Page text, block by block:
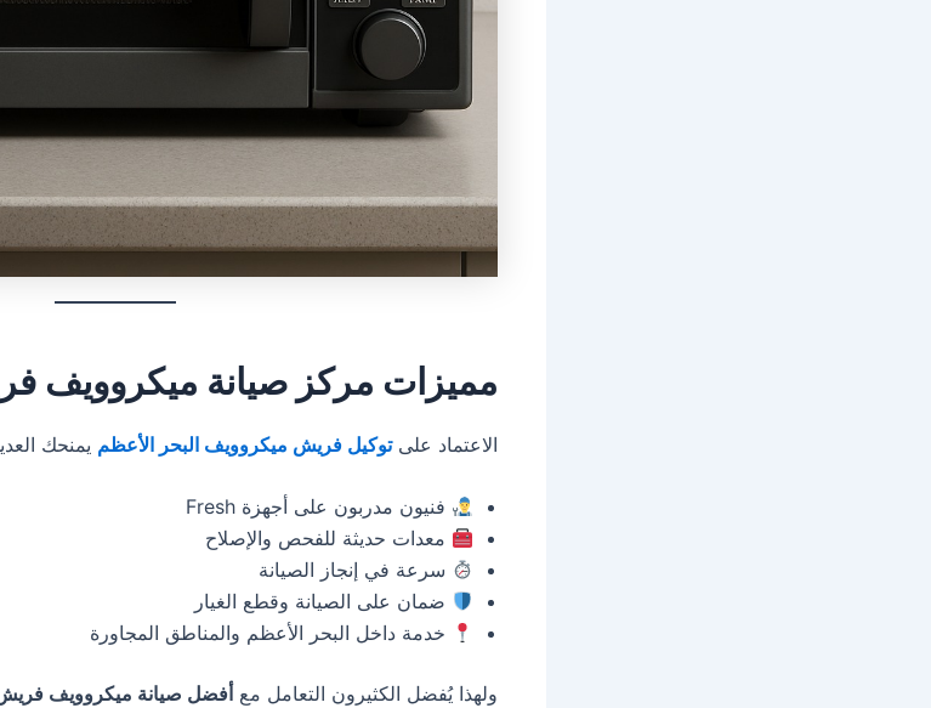
مميزات مركز صيانة ميكروويف
الاعتماد علىتوكيل فريش ميكروويف البحر الأعظم يمنحك
فنيون مدربون على أجهزة Fresh
معدات حديثة للفحص والإصلاح
سرعة في إنجاز الصيانة
ضمان على الصيانة وقطع الغيار
خدمة داخل البحر الأعظم والمناطق المجاورة
ولهذا يُفضل الكثيرون التعامل مع أفضل صيانة ميكروويف